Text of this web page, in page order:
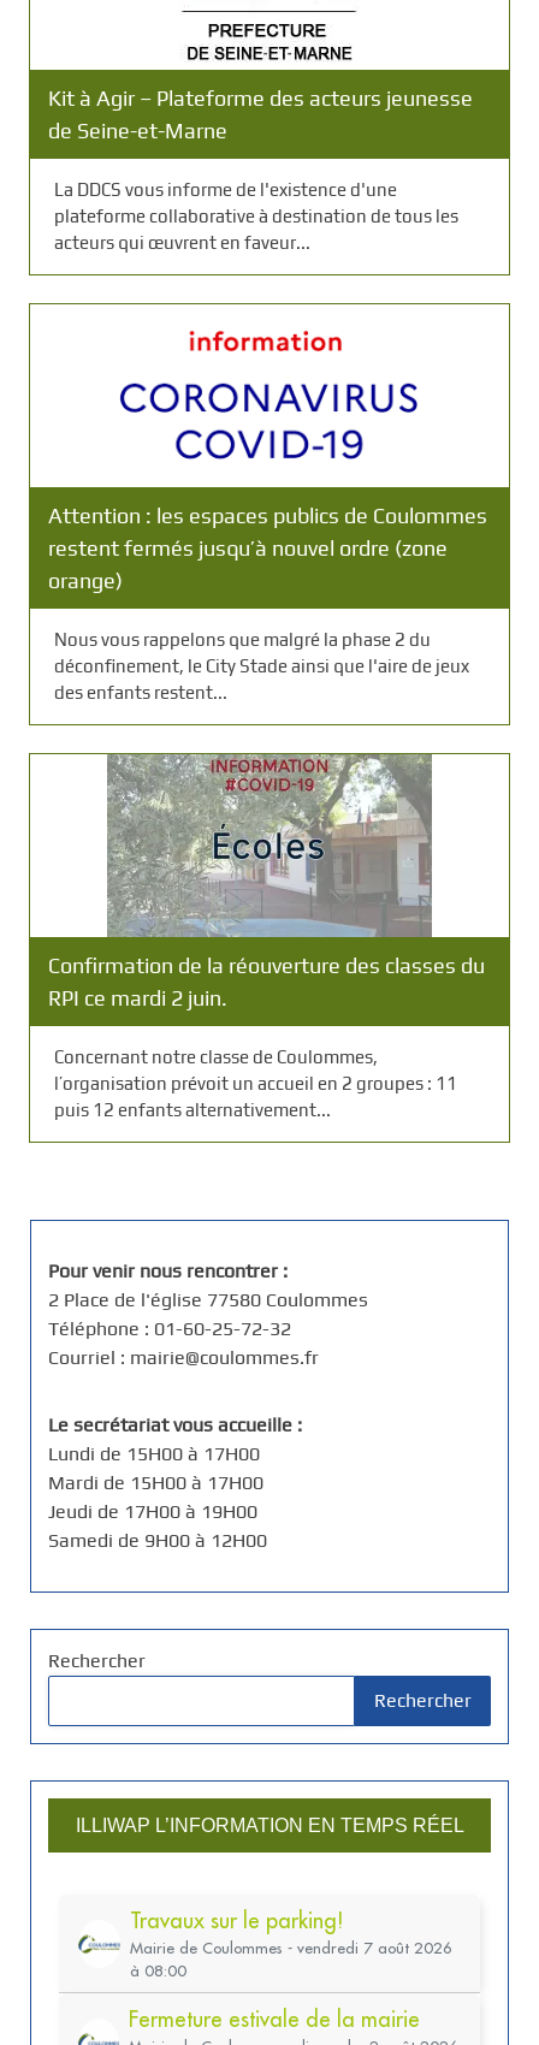
Kit à Agir – Plateforme des acteurs jeunesse
de Seine-et-Marne
La DDCS vous informe de l'existence d'une
plateforme collaborative à destination de tous les
acteurs qui œuvrent en faveur...
Attention : les espaces publics de Coulommes
restent fermés jusqu’à nouvel ordre (zone
orange)
Nous vous rappelons que malgré la phase 2 du
déconfinement, le City Stade ainsi que l'aire de jeux
des enfants restent...
Confirmation de la réouverture des classes du
RPI ce mardi 2 juin.
Concernant notre classe de Coulommes,
l’organisation prévoit un accueil en 2 groupes : 11
puis 12 enfants alternativement...
Pour venir nous rencontrer :
2 Place de l'église 77580 Coulommes
Téléphone : 01-60-25-72-32
Courriel : mairie@coulommes.fr
Le secrétariat vous accueille :
Lundi de 15H00 à 17H00
Mardi de 15H00 à 17H00
Jeudi de 17H00 à 19H00
Samedi de 9H00 à 12H00
Rechercher
Rechercher
ILLIWAP L’INFORMATION EN TEMPS RÉEL